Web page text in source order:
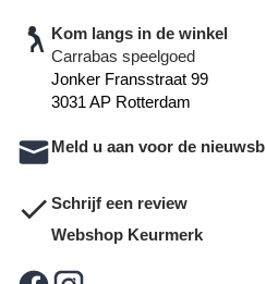
Kom langs in de winkel
Carrabas speelgoed
Jonker Fransstraat 99
3031 AP Rotterdam
Meld u aan voor de
Schrijf een review
Webshop Keurmerk